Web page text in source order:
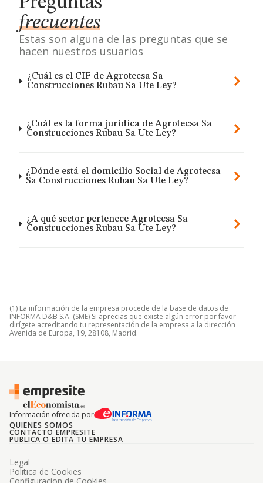
frecuentes
Estas son alguna de las preguntas que se
hacen nuestros usuarios
¿Cuál es el CIF de Agrotecsa Sa
Construcciones Rubau Sa Ute Ley?
¿Cuál es la forma jurídica de Agrotecsa Sa
Construcciones Rubau Sa Ute Ley?
¿Dónde está el domicilio Social de Agrotecsa
Sa Construcciones Rubau Sa Ute Ley?
¿A qué sector pertenece Agrotecsa Sa
Construcciones Rubau Sa Ute Ley?
(1) La información de la empresa procede de la base de datos de
INFORMA D&B S.A. (SME) Si aprecias que existe algún error por favor
dirígete acreditando tu representación de la empresa a la dirección
Avenida de Europa, 19, 28108, Madrid.
Información ofrecida por
QUIENES SOMOS
CONTACTO EMPRESITE
PUBLICA O EDITA TU EMPRESA
Legal
Politica de Cookies